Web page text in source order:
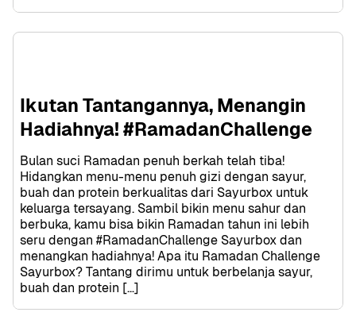
Ikutan Tantangannya, Menangin
Hadiahnya! #RamadanChallenge
Bulan suci Ramadan penuh berkah telah tiba!
Hidangkan menu-menu penuh gizi dengan sayur,
buah dan protein berkualitas dari Sayurbox untuk
keluarga tersayang. Sambil bikin menu sahur dan
berbuka, kamu bisa bikin Ramadan tahun ini lebih
seru dengan #RamadanChallenge Sayurbox dan
menangkan hadiahnya! Apa itu Ramadan Challenge
Sayurbox? Tantang dirimu untuk berbelanja sayur,
buah dan protein […]